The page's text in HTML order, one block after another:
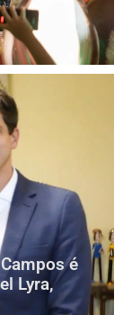
é
Lyra,